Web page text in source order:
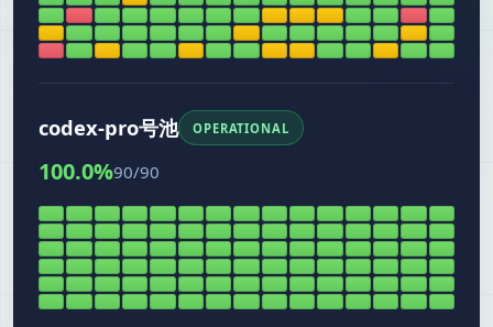
codex-pro号池 OPERATIONAL
100.0%90/90